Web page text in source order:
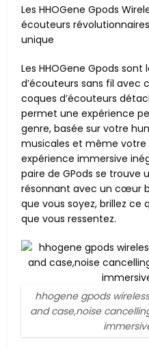
Les HHOGene Gpods
écouteurs
unique
Les HHOGene Gpods
d’écouteurs sans fil avec
coques d’écouteurs
permet une expérience
genre, basée sur votre
musicales et même votre
expérience immersive
paire de GPods se trouve
résonnant avec un cœur
que vous soyez, brillez ce
que vous ressentez.
hhogene gpods
and case,noise